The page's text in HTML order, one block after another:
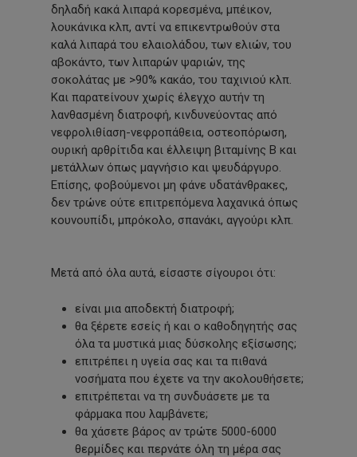
δηλαδή κακά λιπαρά κορεσμένα, μπέικον,
λουκάνικα κλπ, αντί να επικεντρωθούν στα
καλά λιπαρά του ελαιολάδου, των ελιών, του
αβοκάντο, των λιπαρών ψαριών, της
σοκολάτας με >90% κακάο, του ταχινιού κλπ.
Και παρατείνουν χωρίς έλεγχο αυτήν τη
λανθασμένη διατροφή, κινδυνεύοντας από
νεφρολιθίαση-νεφροπάθεια, οστεοπόρωση,
ουρική αρθρίτιδα και έλλειψη βιταμίνης Β και
μετάλλων όπως μαγνήσιο και ψευδάργυρο.
Επίσης, φοβούμενοι μη φάνε υδατάνθρακες,
δεν τρώνε ούτε επιτρεπόμενα λαχανικά όπως
κουνουπίδι, μπρόκολο, σπανάκι, αγγούρι κλπ.
Μετά από όλα αυτά, είσαστε σίγουροι ότι:
είναι μια αποδεκτή διατροφή;
θα ξέρετε εσείς ή και ο καθοδηγητής σας
όλα τα μυστικά μιας δύσκολης εξίσωσης;
επιτρέπει η υγεία σας και τα πιθανά
νοσήματα που έχετε να την ακολουθήσετε;
επιτρέπεται να τη συνδυάσετε με τα
φάρμακα που λαμβάνετε;
θα χάσετε βάρος αν τρώτε 5000-6000
θερμίδες και περνάτε όλη τη μέρα σας